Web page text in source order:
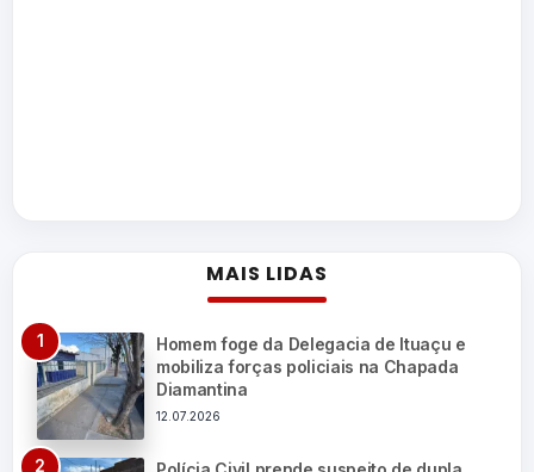
MAIS LIDAS
Homem foge da Delegacia de Ituaçu e
mobiliza forças policiais na Chapada
Diamantina
12.07.2026